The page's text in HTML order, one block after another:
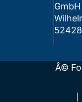
GmbH
Â©